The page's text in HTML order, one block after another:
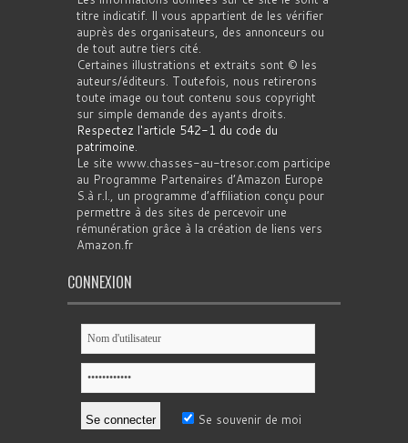
titre indicatif. Il vous appartient de les vérifier
auprès des organisateurs, des annonceurs ou
de tout autre tiers cité.
Certaines illustrations et extraits sont © les
auteurs/éditeurs. Toutefois, nous retirerons
toute image ou tout contenu sous copyright
sur simple demande des ayants droits.
Respectez l'article 542-1 du code du
patrimoine.
Le site www.chasses-au-tresor.com participe
au Programme Partenaires d’Amazon Europe
S.à r.l., un programme d’affiliation conçu pour
permettre à des sites de percevoir une
rémunération grâce à la création de liens vers
Amazon.fr
CONNEXION
Se souvenir de moi